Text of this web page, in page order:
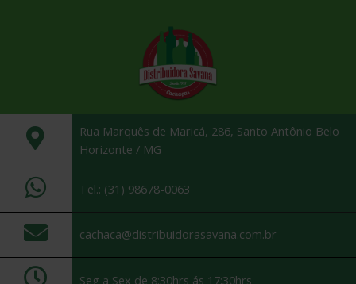
Rua Marquês de Maricá, 286, Santo Antônio Belo
Horizonte / MG
Tel.: (31) 98678-0063
cachaca@distribuidorasavana.com.br
Seg a Sex de 8:30hrs ás 17:30hrs